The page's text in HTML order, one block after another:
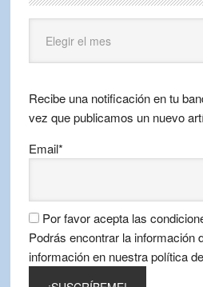
Viajeros
por
Recibe una notificación en tu
vez que publicamos un nuevo
Email*
Por favor acepta las
Podrás encontrar la información
información en nuestra política